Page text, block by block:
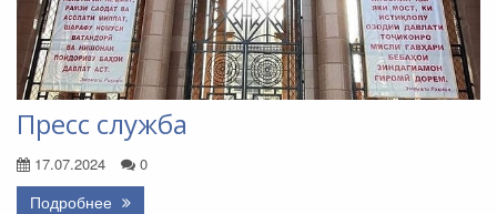
Пресс служба
17.07.2024 0
Подробнее